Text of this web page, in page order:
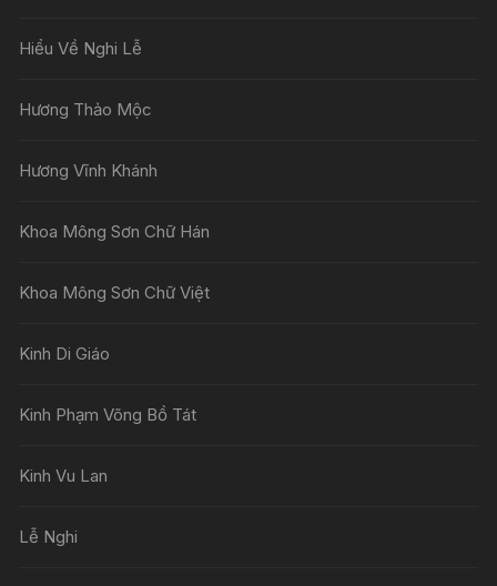
Hiểu Về Nghi Lễ
Hương Thảo Mộc
Hương Vĩnh Khánh
Khoa Mông Sơn Chữ Hán
Khoa Mông Sơn Chữ Việt
Kinh Di Giáo
Kinh Phạm Võng Bồ Tát
Kinh Vu Lan
Lễ Nghi